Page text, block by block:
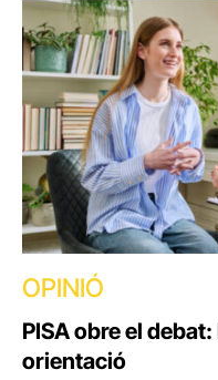
OPINIÓ
PISA obre el
orientació